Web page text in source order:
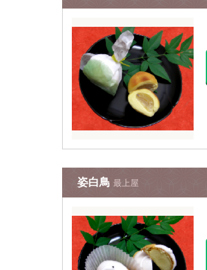
姿白鳥 最上屋